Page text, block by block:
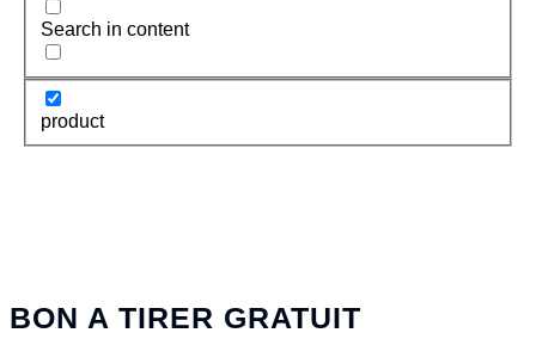
Search in content
product
BON A TIRER GRATUIT